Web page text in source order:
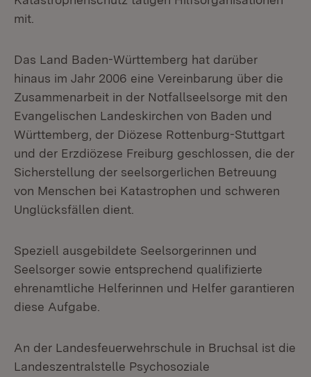
mit.
Das Land Baden-Württemberg hat darüber
hinaus im Jahr 2006 eine Vereinbarung über die
Zusammenarbeit in der Notfallseelsorge mit den
Evangelischen Landeskirchen von Baden und
Württemberg, der Diözese Rottenburg-Stuttgart
und der Erzdiözese Freiburg geschlossen, die der
Sicherstellung der seelsorgerlichen Betreuung
von Menschen bei Katastrophen und schweren
Unglücksfällen dient.
Speziell ausgebildete Seelsorgerinnen und
Seelsorger sowie entsprechend qualifizierte
ehrenamtliche Helferinnen und Helfer garantieren
diese Aufgabe.
An der Landesfeuerwehrschule in Bruchsal ist die
Landeszentralstelle Psychosoziale